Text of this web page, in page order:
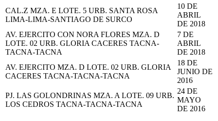
CAL.Z MZA. E LOTE. 5 URB. SANTA ROSA
LIMA-LIMA-SANTIAGO DE SURCO
10 DE
ABRIL
DE 2018
AV. EJERCITO CON NORA FLORES MZA. D
LOTE. 02 URB. GLORIA CACERES TACNA-
TACNA-TACNA
7 DE
ABRIL
DE 2018
AV. EJERCITO MZA. D LOTE. 02 URB. GLORIA
CACERES TACNA-TACNA-TACNA
18 DE
JUNIO DE
2016
PJ. LAS GOLONDRINAS MZA. A LOTE. 09 URB.
LOS CEDROS TACNA-TACNA-TACNA
24 DE
MAYO
DE 2016